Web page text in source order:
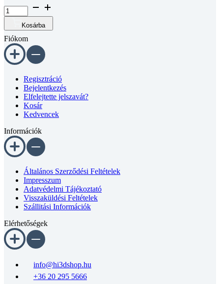
belső
kulcsnyílású
csavar
DIN
7380
10.9
horganyzott
M8x65
mennyiség
Kosárba
Fiókom
Bejelentkezés
Elfelejtette jelszavát?
Kosár
Kedvencek
Impresszum
Adatvédelmi Tájékoztató
Visszaküldési Feltételek
Szállitási Információk
+36 20 295 5666
www.hi3dshop.hu